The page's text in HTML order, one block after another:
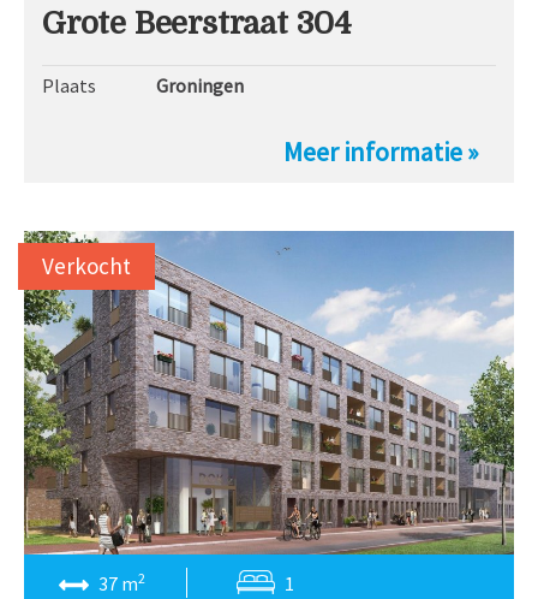
Grote Beerstraat 304
Plaats Groningen
Meer informatie »
37 m2 1
Verkocht